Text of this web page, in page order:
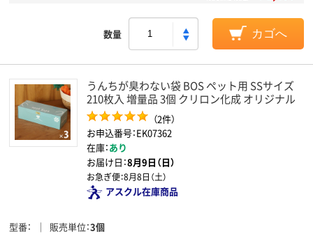
数量 カゴへ
うんちが臭わない袋 BOS ペット用 SSサイズ
210枚入 増量品 3個 クリロン化成 オリジナル
（2件）
お申込番号：EK07362
在庫：あり
お届け日：8月9日（日）
お急ぎ便：8月8日（土）
アスクル在庫商品
型番 販売単位 3個